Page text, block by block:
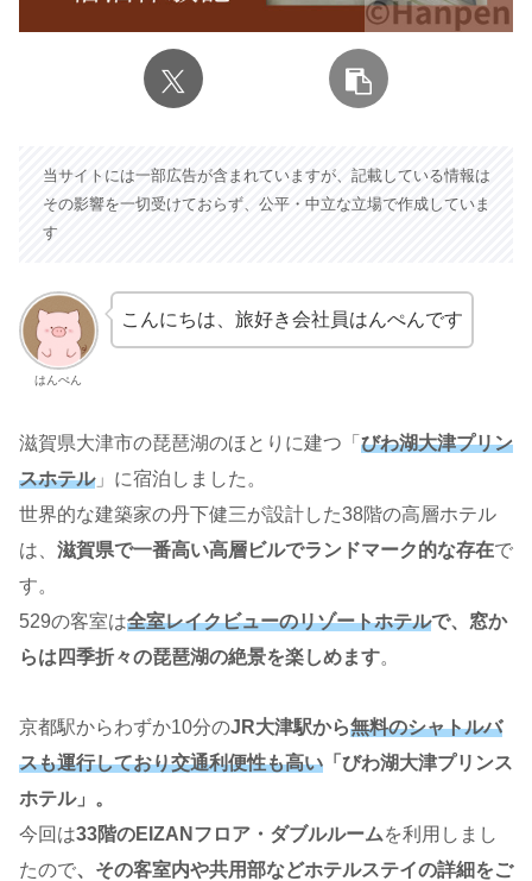
当サイトには一部広告が含まれていますが、記載している情報は
その影響を一切受けておらず、公平・中立な立場で作成していま
す
はんぺん
こんにちは、旅好き会社員はんぺんです
滋賀県大津市の琵琶湖のほとりに建つ「 びわ湖大津プリン
スホテル」に宿泊しました。
世界的な建築家の丹下健三が設計した38階の高層ホテル
は、 滋賀県で一番高い高層ビルでランドマーク的な存在で
す。
529の客室は全室レイクビューのリゾートホテルで、窓か
らは四季折々の琵琶湖の絶景を楽しめます。
京都駅からわずか10分のJR大津駅から無料のシャトルバ
スも運行しており交通利便性も高い 「びわ湖大津プリンス
ホテル」。
今回は33階のEIZANフロア・ダブルルームを利用しまし
たので、その客室内や共用部などホテルステイの詳細をご